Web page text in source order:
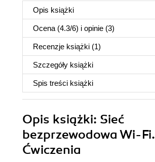
Opis książki
Ocena (4.3/6) i opinie (3)
Recenzje książki (1)
Szczegóły książki
Spis treści książki
Opis książki: Sieć
bezprzewodowa Wi-Fi.
Ćwiczenia